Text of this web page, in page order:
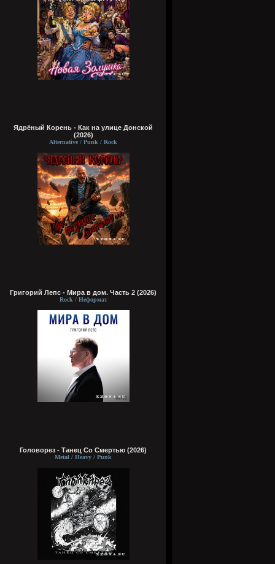
Ядрёный Корень - Как на улице Донской
(2026)
Alternative / Punk / Rock
Григорий Лепс - Мира в дом. Часть 2 (2026)
Rock / Неформат
Головорез - Tанец Со Смертью (2026)
Metal / Heavy / Punk